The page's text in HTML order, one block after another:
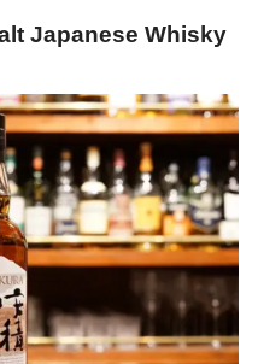
Japanese Whisky